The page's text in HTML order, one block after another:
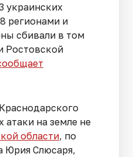
украинских
регионами и
сбивали в том
Ростовской
атаки на земле не
области, по
Юрия Слюсаря,